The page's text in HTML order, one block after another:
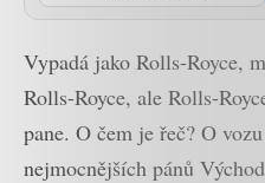
Vypadá jako Rolls-Royce,
Rolls-Royce, ale Rolls-
pane. O čem je řeč? O
nejmocnějších pánů